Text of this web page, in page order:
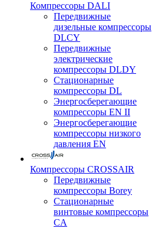
Компрессоры DALI
Передвижные
дизельные компрессоры
DLCY
Передвижные
электрические
компрессоры DLDY
Стационарные
компрессоры DL
Энергосберегающие
компрессоры EN II
Энергосберегающие
компрессоры низкого
давления EN
Компрессоры CROSSAIR
Передвижные
компрессоры Borey
Стационарные
винтовые компрессоры
CA